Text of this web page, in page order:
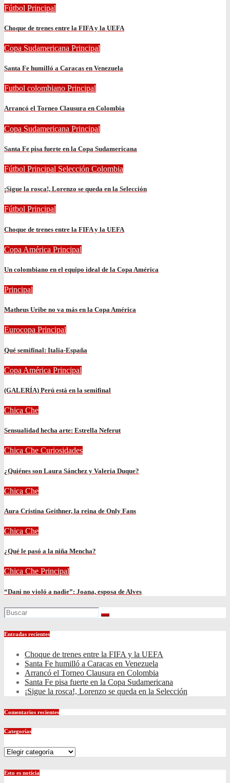
Fútbol Principal
Choque de trenes entre la FIFA y la UEFA
Copa Sudamericana Principal
Santa Fe humilló a Caracas en Venezuela
Futbol colombiano Principal
Arrancó el Torneo Clausura en Colombia
Copa Sudamericana Principal
Santa Fe pisa fuerte en la Copa Sudamericana
Fútbol Principal Selección Colombia
¡Sigue la rosca!, Lorenzo se queda en la Selección
Fútbol Principal
Choque de trenes entre la FIFA y la UEFA
Copa América Principal
Un colombiano en el equipo ideal de la Copa América
Principal
Matheus Uribe no va más en la Copa América
Eurocopa Principal
Qué semifinal: Italia-España
Copa América Principal
(GALERÍA) Perú está en la semifinal
Chica Che
Sensualidad hecha arte: Estrella Neferut
Chica Che Curiosidades
¿Quiénes son Laura Sánchez y Valeria Duque?
Chica Che
Aura Cristina Geithner, la reina de Only Fans
Chica Che
¿Qué le pasó a la niña Mencha?
Chica Che Principal
“Dani no violó a nadie”: Joana, esposa de Alves
Entradas recientes
Choque de trenes entre la FIFA y la UEFA
Santa Fe humilló a Caracas en Venezuela
Arrancó el Torneo Clausura en Colombia
Santa Fe pisa fuerte en la Copa Sudamericana
¡Sigue la rosca!, Lorenzo se queda en la Selección
Comentarios recientes
Categorías
Categorías
Esto es noticia